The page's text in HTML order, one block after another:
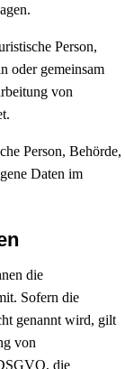
Person,
oder gemeinsam
von
Person, Behörde,
Daten im
die
Sofern die
genannt wird, gilt
von
die